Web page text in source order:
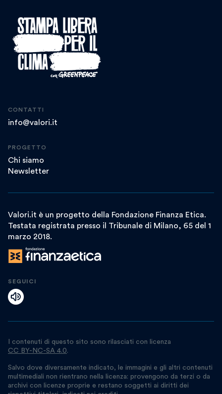
CONTATTI
info@valori.it
PROGETTO
Chi siamo
Newsletter
Valori.it è un progetto della Fondazione Finanza Etica.
Testata registrata presso il Tribunale di Milano, 65 del 1
marzo 2018.
SEGUICI
I contenuti di questo sito sono rilasciati con licenza
CC BY-NC-SA 4.0.
Salvo dove diversamente indicato, le immagini e gli altri contenuti
multimediali non rientrano nella licenza: provengono da terzi o da
archivi con licenze proprie e restano soggetti ai diritti dei